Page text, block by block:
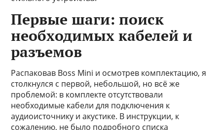
Первые шаги: поиск
необходимых кабелей и
разъемов
Распаковав Boss Mini и осмотрев комплектацию, я
столкнулся с первой, небольшой, но всё же
проблемой: в комплекте отсутствовали
необходимые кабели для подключения к
аудиоисточнику и акустике. В инструкции, к
сожалению, не было подробного списка